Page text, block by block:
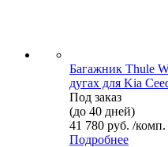
Багажник Thule
дугах для Kia
Под заказ
(до 40 дней)
41 780 руб. /комп.
Подробнее